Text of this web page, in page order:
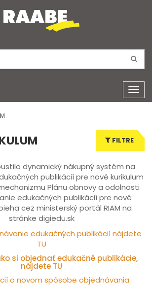
FILTRE
dynamický nákupný systém na
publikácií pre nové kurikulum
Plánu obnovy a odolnosti
edukačných publikácií pre nové
cez ministerský portál RIAM na
stránke digiedu.sk
edukačných publikácií nájdete
TU
si objednať edukačné publikácie,
nájdete TU
o novom spôsobe objednávania